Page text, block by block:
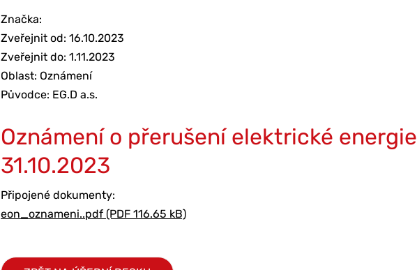
Značka:
Zveřejnit od: 16.10.2023
Zveřejnit do: 1.11.2023
Oblast: Oznámení
Původce: EG.D a.s.
Oznámení o přerušení elektrické energie
31.10.2023
Připojené dokumenty:
eon_oznameni..pdf (PDF 116.65 kB)